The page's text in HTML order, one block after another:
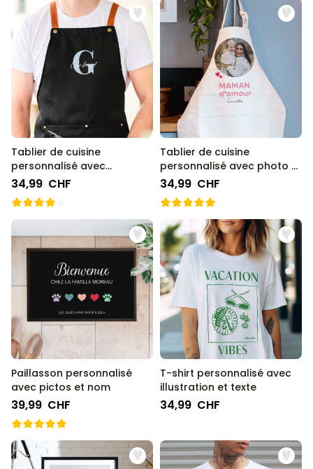
Tablier de cuisine
personnalisé avec
monogramme
34,99 CHF
Tablier de cuisine
personnalisé avec photo et
texte
34,99 CHF
Paillasson personnalisé
avec pictos et nom
39,99 CHF
T-shirt personnalisé avec
illustration et texte
34,99 CHF